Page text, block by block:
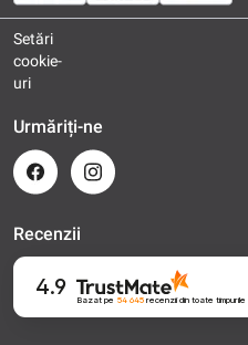
Setări
cookie-
uri
Urmăriți-ne
Recenzii
4.9
Bazat pe 54 645recenziidin toate timpurile